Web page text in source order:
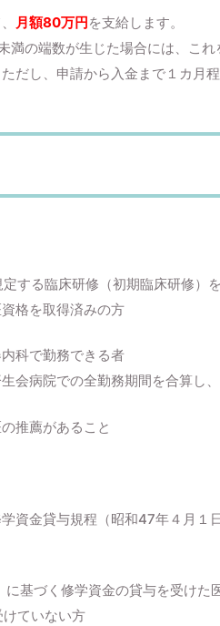
月額80万円を支給します。
の端数が生じた場合には、これ
し、申請から入金まで１カ月程
する臨床研修（初期臨床研修）を
格を取得済みの方
科で勤務できる者
会病院での全勤務期間を合算し
推薦があること
金貸与規程（昭和47年４月１
基づく修学資金の貸与を受けた医
ていない方